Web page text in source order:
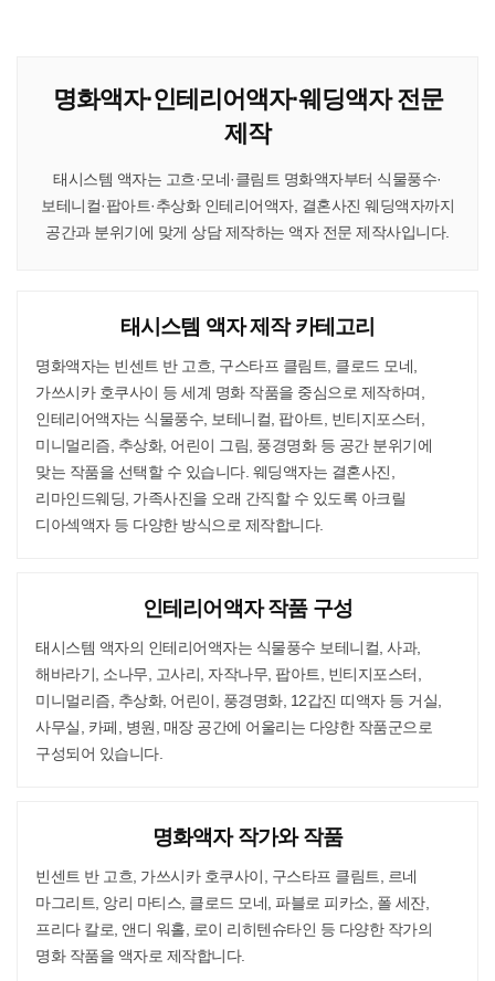
명화액자·인테리어액자·웨딩액자 전문
제작
태시스템 액자는 고흐·모네·클림트 명화액자부터 식물풍수·
보테니컬·팝아트·추상화 인테리어액자, 결혼사진 웨딩액자까지
공간과 분위기에 맞게 상담 제작하는 액자 전문 제작사입니다.
태시스템 액자 제작 카테고리
명화액자는 빈센트 반 고흐, 구스타프 클림트, 클로드 모네,
가쓰시카 호쿠사이 등 세계 명화 작품을 중심으로 제작하며,
인테리어액자는 식물풍수, 보테니컬, 팝아트, 빈티지포스터,
미니멀리즘, 추상화, 어린이 그림, 풍경명화 등 공간 분위기에
맞는 작품을 선택할 수 있습니다. 웨딩액자는 결혼사진,
리마인드웨딩, 가족사진을 오래 간직할 수 있도록 아크릴
디아섹액자 등 다양한 방식으로 제작합니다.
인테리어액자 작품 구성
태시스템 액자의 인테리어액자는 식물풍수 보테니컬, 사과,
해바라기, 소나무, 고사리, 자작나무, 팝아트, 빈티지포스터,
미니멀리즘, 추상화, 어린이, 풍경명화, 12갑진 띠액자 등 거실,
사무실, 카페, 병원, 매장 공간에 어울리는 다양한 작품군으로
구성되어 있습니다.
명화액자 작가와 작품
빈센트 반 고흐, 가쓰시카 호쿠사이, 구스타프 클림트, 르네
마그리트, 앙리 마티스, 클로드 모네, 파블로 피카소, 폴 세잔,
프리다 칼로, 앤디 워홀, 로이 리히텐슈타인 등 다양한 작가의
명화 작품을 액자로 제작합니다.